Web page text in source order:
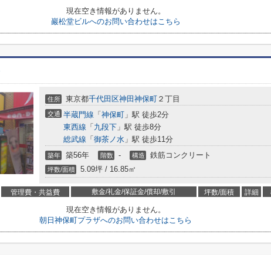
現在空き情報がありません。
巖松堂ビルへのお問い合わせはこちら
住所 東京都千代田区神田神保町 ２丁目
交通 半蔵門線 「 神保町 」駅 徒歩2分
東西線 「 九段下 」駅 徒歩8分
総武線 「 御茶ノ水 」駅 徒歩11分
築年 築56年 階数 - 構造 鉄筋コンクリート
坪数/面積 5.09坪 / 16.85㎡
管理費・共益費 敷金/礼金/保証金/償却/敷引 坪数/面積 詳細
現在空き情報がありません。
朝日神保町プラザへのお問い合わせはこちら